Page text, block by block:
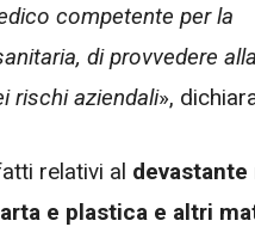
competente per la
di provvedere alla
rischi aziendali»,
relativi al devastante
e plastica e altri